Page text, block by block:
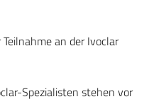
an der Ivoclar
Spezialisten stehen vor